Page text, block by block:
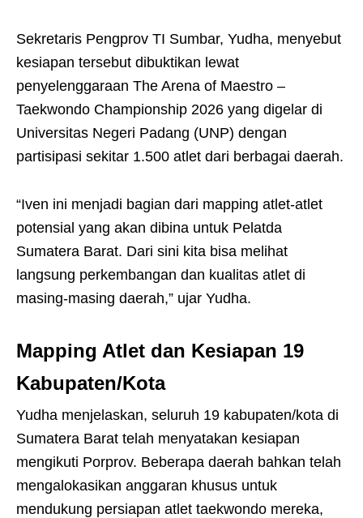
Sekretaris Pengprov TI Sumbar, Yudha, menyebut
kesiapan tersebut dibuktikan lewat
penyelenggaraan The Arena of Maestro –
Taekwondo Championship 2026 yang digelar di
Universitas Negeri Padang (UNP) dengan
partisipasi sekitar 1.500 atlet dari berbagai daerah.
“Iven ini menjadi bagian dari mapping atlet-atlet
potensial yang akan dibina untuk Pelatda
Sumatera Barat. Dari sini kita bisa melihat
langsung perkembangan dan kualitas atlet di
masing-masing daerah,” ujar Yudha.
Mapping Atlet dan Kesiapan 19
Kabupaten/Kota
Yudha menjelaskan, seluruh 19 kabupaten/kota di
Sumatera Barat telah menyatakan kesiapan
mengikuti Porprov. Beberapa daerah bahkan telah
mengalokasikan anggaran khusus untuk
mendukung persiapan atlet taekwondo mereka,